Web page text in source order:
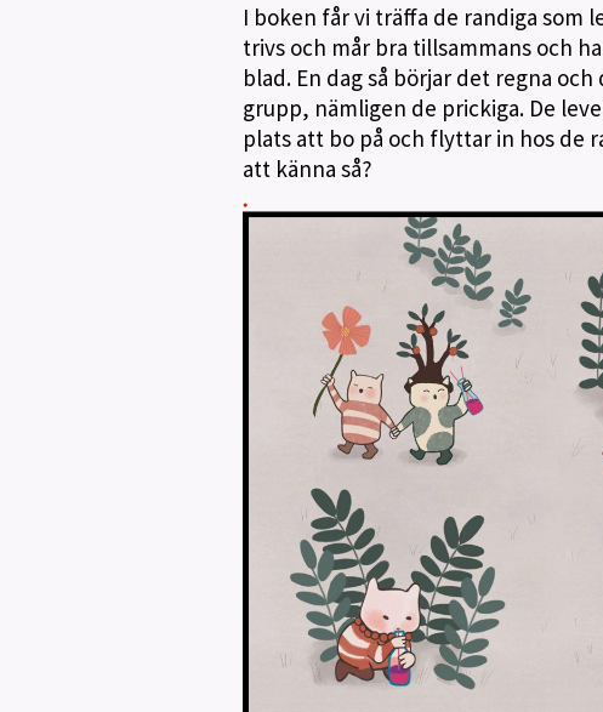
I boken får vi träffa de randiga som
trivs och mår bra tillsammans och
blad. En dag så börjar det regna
grupp, nämligen de prickiga. De
plats att bo på och flyttar in hos de
att känna så?